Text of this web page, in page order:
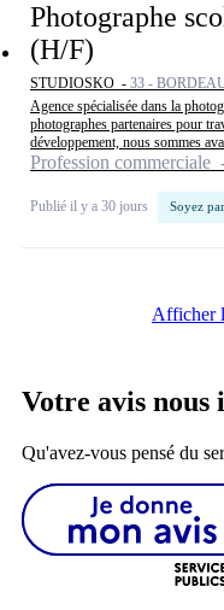
Photographe
(H/F)
STUDIOSKO - 33 -
Agence spécialisée dans la
photographes partenaires pour
développement, nous sommes
Profession commerciale
Publié il y a 30 jours Soyez
Afficher
Votre avis nous
Qu'avez-vous pensé du